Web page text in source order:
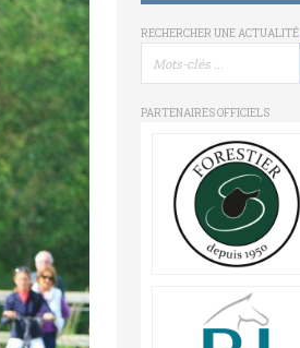
RECHERCHER UNE ACTUALITÉ
PARTENAIRES OFFICIELS